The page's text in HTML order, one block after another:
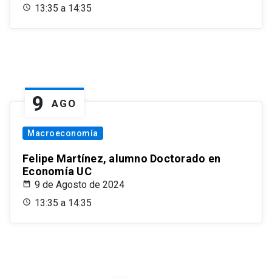
13:35 a 14:35
9 AGO
Macroeconomía
Felipe Martínez, alumno Doctorado en
Economía UC
9 de Agosto de 2024
13:35 a 14:35